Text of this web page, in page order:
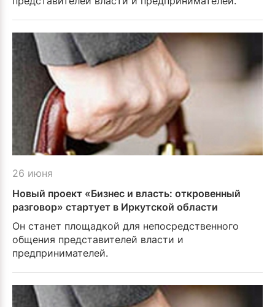
26 июня
Новый проект «Бизнес и власть: откровенный
разговор» стартует в Иркутской области
Он станет площадкой для непосредственного
общения представителей власти и
предпринимателей.